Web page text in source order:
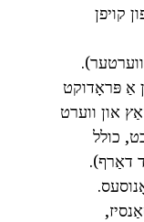
קויפן
אַ פּראָדוקט
און ווערט
כולל
דאַרף).